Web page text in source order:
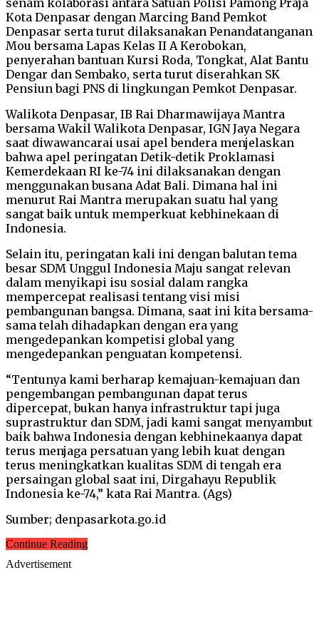
Kota Denpasar dengan Marcing Band Pemkot
Denpasar serta turut dilaksanakan Penandatanganan
Mou bersama Lapas Kelas II A Kerobokan,
penyerahan bantuan Kursi Roda, Tongkat, Alat Bantu
Dengar dan Sembako, serta turut diserahkan SK
Pensiun bagi PNS di lingkungan Pemkot Denpasar.
Walikota Denpasar, IB Rai Dharmawijaya Mantra
bersama Wakil Walikota Denpasar, IGN Jaya Negara
saat diwawancarai usai apel bendera menjelaskan
bahwa apel peringatan Detik-detik Proklamasi
Kemerdekaan RI ke-74 ini dilaksanakan dengan
menggunakan busana Adat Bali. Dimana hal ini
menurut Rai Mantra merupakan suatu hal yang
sangat baik untuk memperkuat kebhinekaan di
Indonesia.
Selain itu, peringatan kali ini dengan balutan tema
besar SDM Unggul Indonesia Maju sangat relevan
dalam menyikapi isu sosial dalam rangka
mempercepat realisasi tentang visi misi
pembangunan bangsa. Dimana, saat ini kita bersama-
sama telah dihadapkan dengan era yang
mengedepankan kompetisi global yang
mengedepankan penguatan kompetensi.
“Tentunya kami berharap kemajuan-kemajuan dan
pengembangan pembangunan dapat terus
dipercepat, bukan hanya infrastruktur tapi juga
suprastruktur dan SDM, jadi kami sangat menyambut
baik bahwa Indonesia dengan kebhinekaanya dapat
terus menjaga persatuan yang lebih kuat dengan
terus meningkatkan kualitas SDM di tengah era
persaingan global saat ini, Dirgahayu Republik
Indonesia ke-74,” kata Rai Mantra. (Ags)
Sumber; denpasarkota.go.id
Continue Reading
Advertisement